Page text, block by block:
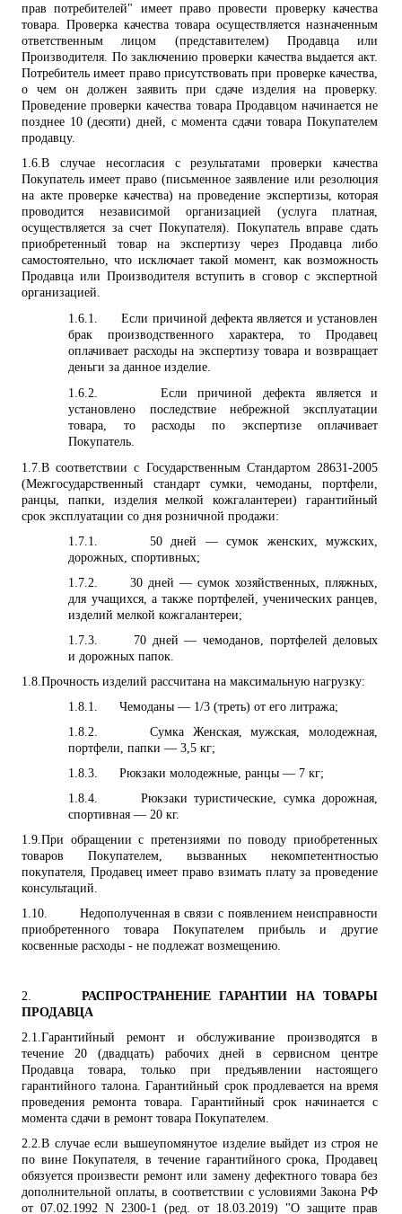
прав потребителей" имеет право провести проверку качества
товара. Проверка качества товара осуществляется назначенным
ответственным лицом (представителем) Продавца или
Производителя. По заключению проверки качества выдается акт.
Потребитель имеет право присутствовать при проверке качества,
о чем он должен заявить при сдаче изделия на проверку.
Проведение проверки качества товара Продавцом начинается не
позднее 10 (десяти) дней, с момента сдачи товара Покупателем
продавцу.
1.6. В случае несогласия с результатами проверки качества
Покупатель имеет право (письменное заявление или резолюция
на акте проверке качества) на проведение экспертизы, которая
проводится независимой организацией (услуга платная,
осуществляется за счет Покупателя). Покупатель вправе сдать
приобретенный товар на экспертизу через Продавца либо
самостоятельно, что исключает такой момент, как возможность
Продавца или Производителя вступить в сговор с экспертной
организацией.
1.6.1.
Если причиной дефекта является и установлен
брак производственного характера, то Продавец
оплачивает расходы на экспертизу товара и возвращает
деньги за данное изделие.
1.6.2.
Если причиной дефекта является и
установлено последствие небрежной эксплуатации
товара, то расходы по экспертизе оплачивает
Покупатель.
1.7. В соответствии с Государственным Стандартом 28631-2005
(Межгосударственный стандарт сумки, чемоданы, портфели,
ранцы, папки, изделия мелкой кожгалантереи) гарантийный
срок эксплуатации со дня розничной продажи:
1.7.1.
50 дней — сумок женских, мужских,
дорожных, спортивных;
1.7.2.
30 дней — сумок хозяйственных, пляжных,
для учащихся, а также портфелей, ученических ранцев,
изделий мелкой кожгалантереи;
1.7.3.
70 дней — чемоданов, портфелей деловых
и дорожных папок.
1.8. Прочность изделий рассчитана на максимальную нагрузку:
1.8.1.
Чемоданы — 1/3 (треть) от его литража;
1.8.2.
Сумка Женская, мужская, молодежная,
портфели, папки — 3,5 кг;
1.8.3.
Рюкзаки молодежные, ранцы — 7 кг;
1.8.4.
Рюкзаки туристические, сумка дорожная,
спортивная — 20 кг.
1.9. При обращении с претензиями по поводу приобретенных
товаров Покупателем, вызванных некомпетентностью
покупателя, Продавец имеет право взимать плату за проведение
консультаций.
1.10.
Недополученная в связи с появлением неисправности
приобретенного товара Покупателем прибыль и другие
косвенные расходы - не подлежат возмещению.
2.
РАСПРОСТРАНЕНИЕ ГАРАНТИИ НА ТОВАРЫ
ПРОДАВЦА
2.1. Гарантийный ремонт и обслуживание производятся в
течение 20 (двадцать) рабочих дней в сервисном центре
Продавца товара , только при предъявлении настоящего
гарантийного талона. Гарантийный срок продлевается на время
проведения ремонта товара. Гарантийный срок начинается с
момента сдачи в ремонт товара Покупателем.
2.2. В случае если вышеупомянутое изделие выйдет из строя не
по вине Покупателя, в течение гарантийного срока, Продавец
обязуется произвести ремонт или замену дефектного товара без
дополнительной оплаты, в соответствии с условиямиЗакона РФ
от 07.02.1992 N 2300-1 (ред. от 18.03.2019) "О защите прав